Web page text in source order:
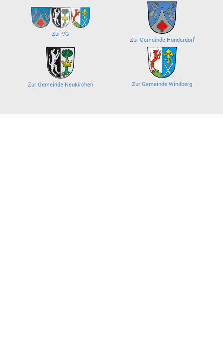
Zur VG
Zur Gemeinde Hunderdorf
Zur Gemeinde Neukirchen Zur Gemeinde Windberg